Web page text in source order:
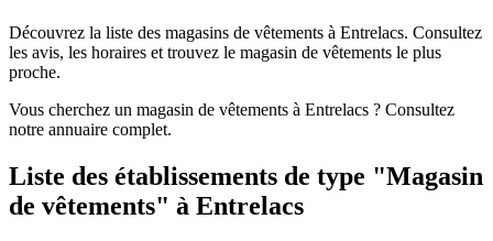
Découvrez la liste des magasins de vêtements à Entrelacs. Consultez
les avis, les horaires et trouvez le magasin de vêtements le plus
proche.
Vous cherchez un magasin de vêtements à Entrelacs ? Consultez
notre annuaire complet.
Liste des établissements de type "Magasin
de vêtements" à Entrelacs